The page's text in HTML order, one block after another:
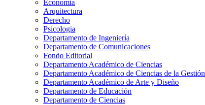
Economía
Arquitectura
Derecho
Psicologia
Departamento de Ingeniería
Departamento de Comunicaciones
Fondo Editorial
Departamento Académico de Ciencias
Departamento Académico de Ciencias de la Gestión
Departamento Académico de Arte y Diseño
Departamento de Educación
Departamento de Ciencias